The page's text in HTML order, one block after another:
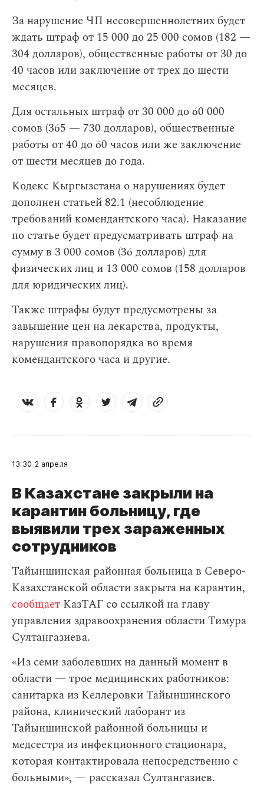
За нарушение ЧП несовершеннолетних будет
ждать штраф от 15 000 до 25 000 сомов (182 —
304 долларов), общественные работы от 30 до
40 часов или заключение от трех до шести
месяцев.
Для остальных штраф от 30 000 до 60 000
сомов (365 — 730 долларов), общественные
работы от 40 до 60 часов или же заключение
от шести месяцев до года.
Кодекс Кыргызстана о нарушениях будет
дополнен статьей 82.1 (несоблюдение
требований комендантского часа). Наказание
по статье будет предусматривать штраф на
сумму в 3 000 сомов (36 долларов) для
физических лиц и 13 000 сомов (158 долларов
для юридических лиц).
Также штрафы будут предусмотрены за
завышение цен на лекарства, продукты,
нарушения правопорядка во время
комендантского часа и другие.
13:30 2 апреля
В Казахстане закрыли на
карантин больницу, где
выявили трех зараженных
сотрудников
Тайыншинская районная больница в Северо-
Казахстанской области закрыта на карантин,
сообщает КазТАГ со ссылкой на главу
управления здравоохранения области Тимура
Султангазиева.
«Из семи заболевших на данный момент в
области — трое медицинских работников:
санитарка из Келлеровки Тайыншинского
района, клинический лаборант из
Тайыншинской районной больницы и
медсестра из инфекционного стационара,
которая контактировала непосредственно с
больными», — рассказал Султангазиев.